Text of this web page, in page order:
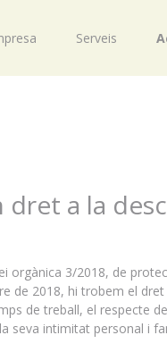
Serveis
dret a la
orgànica 3/2018, de
de 2018, hi trobem el
de treball, el respecte
seva intimitat personal i